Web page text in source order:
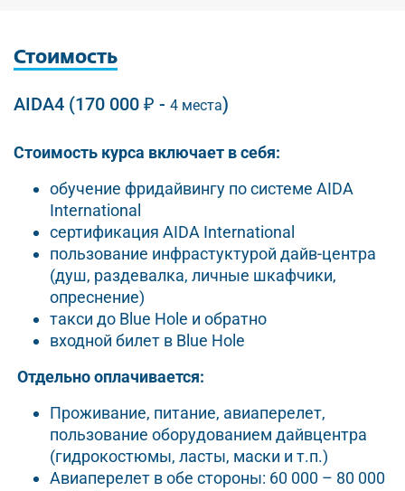
Стоимость
AIDA4 (170 000 ₽ - 4 места)
Стоимость курса включает в себя:
обучение фридайвингу по системе AIDA
International
сертификация AIDA International
пользование инфрастуктурой дайв-центра
(душ, раздевалка, личные шкафчики,
опреснение)
такси до Blue Hole и обратно
входной билет в Blue Hole
Отдельно оплачивается:
Проживание, питание, авиаперелет,
пользование оборудованием дайвцентра
(гидрокостюмы, ласты, маски и т.п.)
Авиаперелет в обе стороны: 60 000 – 80 000